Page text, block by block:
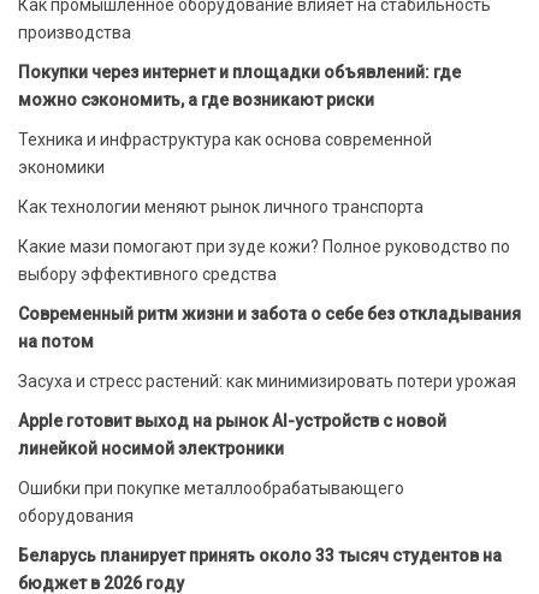
Как промышленное оборудование влияет на стабильность
производства
Покупки через интернет и площадки объявлений: где
можно сэкономить, а где возникают риски
Техника и инфраструктура как основа современной
экономики
Как технологии меняют рынок личного транспорта
Какие мази помогают при зуде кожи? Полное руководство по
выбору эффективного средства
Современный ритм жизни и забота о себе без откладывания
на потом
Засуха и стресс растений: как минимизировать потери урожая
Apple готовит выход на рынок AI-устройств с новой
линейкой носимой электроники
Ошибки при покупке металлообрабатывающего
оборудования
Беларусь планирует принять около 33 тысяч студентов на
бюджет в 2026 году